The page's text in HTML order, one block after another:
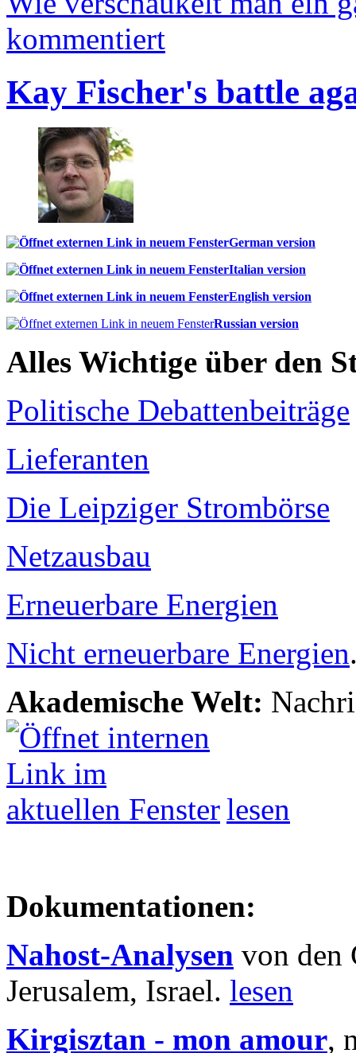
kommentiert
Kay Fischer's battle
German version
Italian version
English version
Russian version
Alles Wichtige über den
Politische Debattenbeiträge
Lieferanten
Die Leipziger Strombörse
Netzausbau
Erneuerbare Energien
Nicht erneuerbare Energien
Akademische Welt:
lesen
Dokumentationen:
Nahost-Analysen von den
Jerusalem, Israel. lesen
Kirgisztan - mon amour,